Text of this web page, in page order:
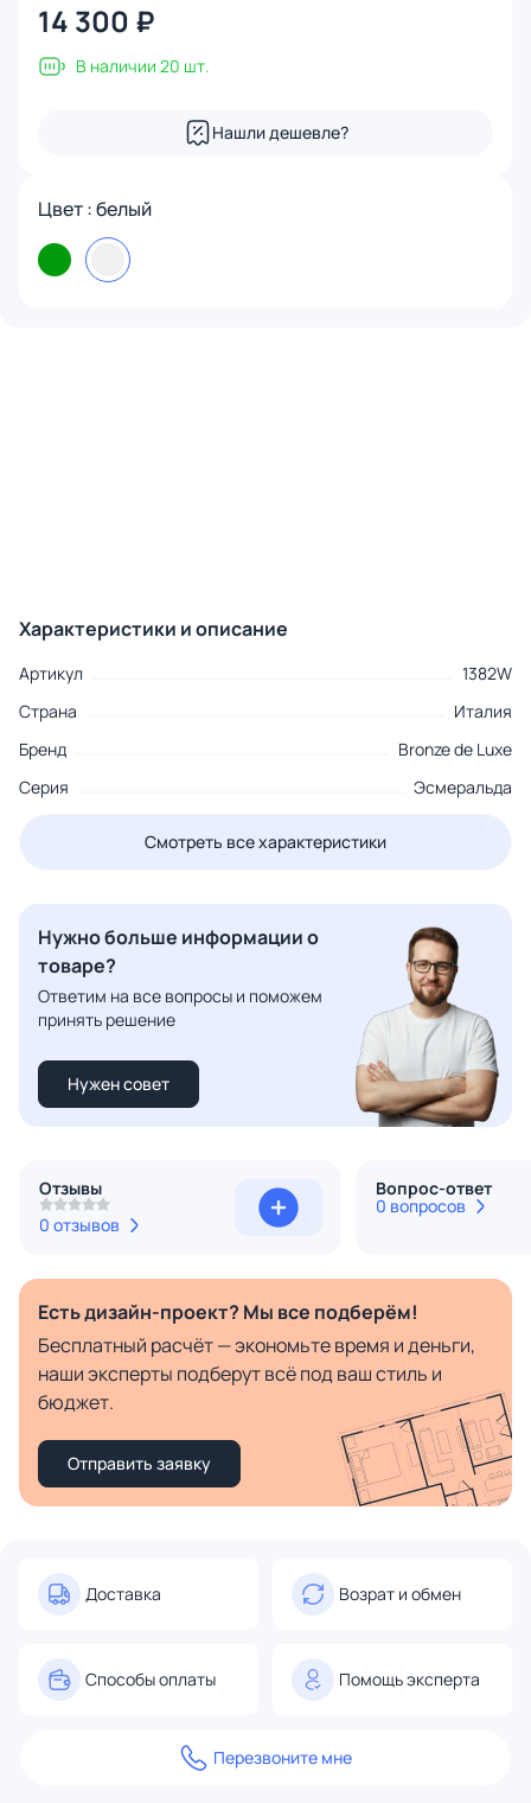
14 300 ₽
В наличии 20 шт.
Нашли дешевле?
Цвет : белый
Характеристики и описание
Артикул
1382W
Страна
Италия
Бренд
Bronze de Luxe
Серия
Эсмеральда
Смотреть все характеристики
Нужно больше информации о
товаре?
Ответим на все вопросы и поможем
принять решение
Нужен совет
Отзывы
0 отзывов
Вопрос-ответ
0 вопросов
Есть дизайн-проект? Мы все подберём!
Бесплатный расчёт — экономьте время и деньги,
наши эксперты подберут всё под ваш стиль и
бюджет.
Отправить заявку
Доставка Возрат и обмен
Способы оплаты Помощь эксперта
Перезвоните мне